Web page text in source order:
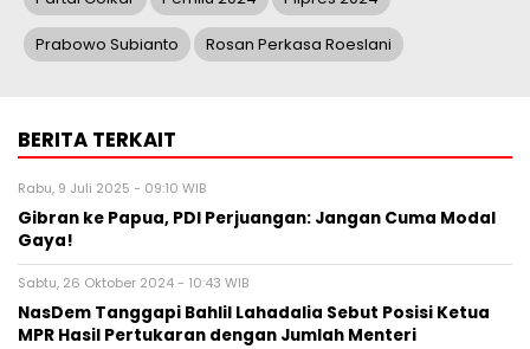
Prabowo Subianto Rosan Perkasa Roeslani
BERITA TERKAIT
Rabu, 9 Juli 2025 - 09:10 WIB
Gibran ke Papua, PDI Perjuangan: Jangan Cuma Modal
Gaya!
Sabtu, 26 Oktober 2024 - 10:43 WIB
NasDem Tanggapi Bahlil Lahadalia Sebut Posisi Ketua
MPR Hasil Pertukaran dengan Jumlah Menteri